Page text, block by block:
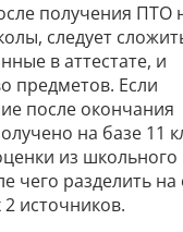
получения ПТО
следует
в аттестате, и
предметов. Если
после окончания
на базе 11
из школьного
чего разделить
источников.